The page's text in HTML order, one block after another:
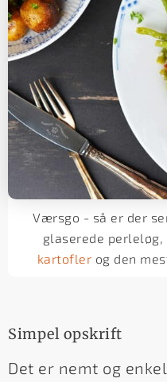
Værsgo - så er der
glaserede perleløg,
kartofler og den
Simpel opskrift
Det er nemt og